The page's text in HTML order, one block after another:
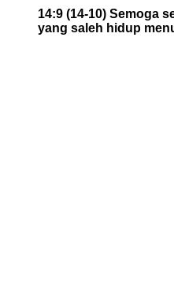
14:9 (14-10) Semoga
yang saleh hidup